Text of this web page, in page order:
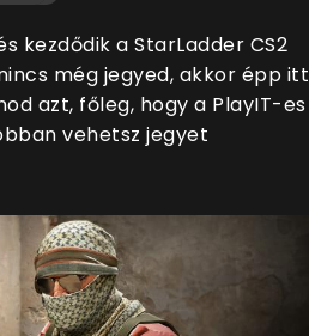
kezdődik a StarLadder CS2
még jegyed, akkor épp itt
azt, főleg, hogy a PlayIT-es
vehetsz jegyet